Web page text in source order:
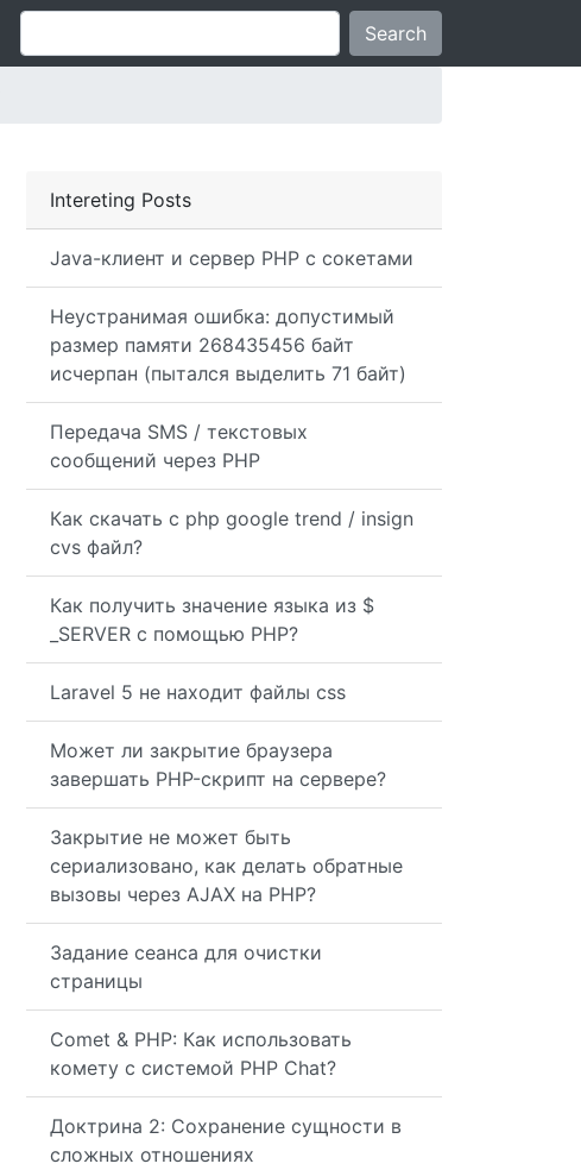
Search
Intereting Posts
Java-клиент и сервер PHP с сокетами
Неустранимая ошибка: допустимый
размер памяти 268435456 байт
исчерпан (пытался выделить 71 байт)
Передача SMS / текстовых
сообщений через PHP
Как скачать с php google trend / insign
cvs файл?
Как получить значение языка из $
_SERVER с помощью PHP?
Laravel 5 не находит файлы css
Может ли закрытие браузера
завершать PHP-скрипт на сервере?
Закрытие не может быть
сериализовано, как делать обратные
вызовы через AJAX на PHP?
Задание сеанса для очистки
страницы
Comet & PHP: Как использовать
комету с системой PHP Chat?
Доктрина 2: Сохранение сущности в
сложных отношениях